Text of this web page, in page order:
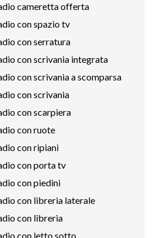
cameretta offerta
con spazio tv
con serratura
con scrivania integrata
con scrivania a scomparsa
con scrivania
con scarpiera
con ruote
con ripiani
con porta tv
con piedini
con libreria laterale
con libreria
con letto sotto